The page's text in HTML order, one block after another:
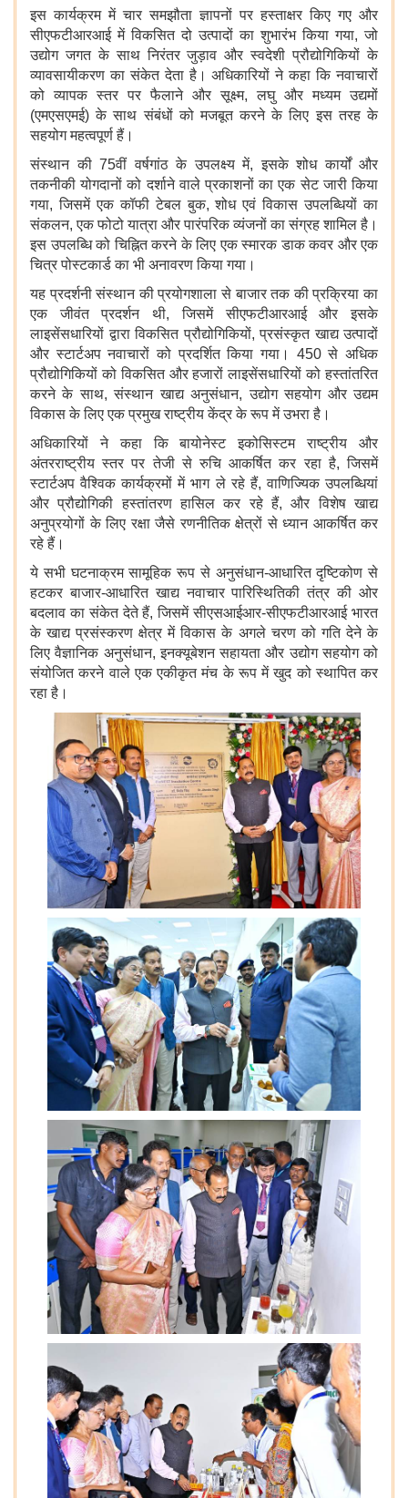
इस कार्यक्रम में चार समझौता ज्ञापनों पर हस्ताक्षर किए गए और
सीएफटीआरआई में विकसित दो उत्पादों का शुभारंभ किया गया, जो
उद्योग जगत के साथ निरंतर जुड़ाव और स्वदेशी प्रौद्योगिकियों के
व्यावसायीकरण का संकेत देता है। अधिकारियों ने कहा कि नवाचारों
को व्यापक स्तर पर फैलाने और सूक्ष्म, लघु और मध्यम उद्यमों
(एमएसएमई) के साथ संबंधों को मजबूत करने के लिए इस तरह के
सहयोग महत्वपूर्ण हैं।
संस्थान की 75वीं वर्षगांठ के उपलक्ष्य में, इसके शोध कार्यों और
तकनीकी योगदानों को दर्शाने वाले प्रकाशनों का एक सेट जारी किया
गया, जिसमें एक कॉफी टेबल बुक, शोध एवं विकास उपलब्धियों का
संकलन, एक फोटो यात्रा और पारंपरिक व्यंजनों का संग्रह शामिल है।
इस उपलब्धि को चिह्नित करने के लिए एक स्मारक डाक कवर और एक
चित्र पोस्टकार्ड का भी अनावरण किया गया।
यह प्रदर्शनी संस्थान की प्रयोगशाला से बाजार तक की प्रक्रिया का
एक जीवंत प्रदर्शन थी, जिसमें सीएफटीआरआई और इसके
लाइसेंसधारियों द्वारा विकसित प्रौद्योगिकियों, प्रसंस्कृत खाद्य उत्पादों
और स्टार्टअप नवाचारों को प्रदर्शित किया गया। 450 से अधिक
प्रौद्योगिकियों को विकसित और हजारों लाइसेंसधारियों को हस्तांतरित
करने के साथ, संस्थान खाद्य अनुसंधान, उद्योग सहयोग और उद्यम
विकास के लिए एक प्रमुख राष्ट्रीय केंद्र के रूप में उभरा है।
अधिकारियों ने कहा कि बायोनेस्ट इकोसिस्टम राष्ट्रीय और
अंतरराष्ट्रीय स्तर पर तेजी से रुचि आकर्षित कर रहा है, जिसमें
स्टार्टअप वैश्विक कार्यक्रमों में भाग ले रहे हैं, वाणिज्यिक उपलब्धियां
और प्रौद्योगिकी हस्तांतरण हासिल कर रहे हैं, और विशेष खाद्य
अनुप्रयोगों के लिए रक्षा जैसे रणनीतिक क्षेत्रों से ध्यान आकर्षित कर
रहे हैं।
ये सभी घटनाक्रम सामूहिक रूप से अनुसंधान-आधारित दृष्टिकोण से
हटकर बाजार-आधारित खाद्य नवाचार पारिस्थितिकी तंत्र की ओर
बदलाव का संकेत देते हैं, जिसमें सीएसआईआर-सीएफटीआरआई भारत
के खाद्य प्रसंस्करण क्षेत्र में विकास के अगले चरण को गति देने के
लिए वैज्ञानिक अनुसंधान, इनक्यूबेशन सहायता और उद्योग सहयोग को
संयोजित करने वाले एक एकीकृत मंच के रूप में खुद को स्थापित कर
रहा है।